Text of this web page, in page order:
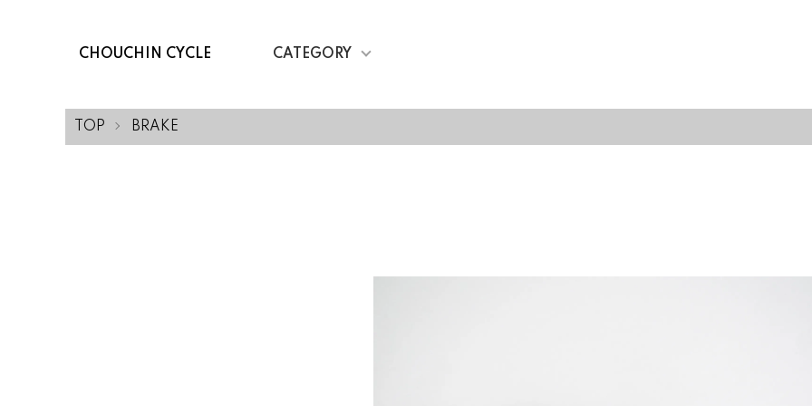
CHOUCHIN CYCLE CATEGORY
TOP BRAKE